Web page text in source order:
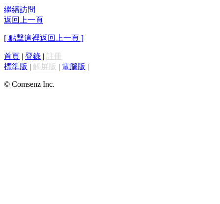
繼續訪問
返回上一頁
[ 點擊這裡返回上一頁 ]
首頁 | 登錄 | 註冊
標準版 | 觸屏版 | 電腦版 |
© Comsenz Inc.